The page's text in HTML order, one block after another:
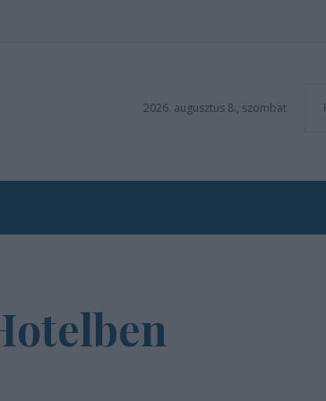
2026. augusztus 8., szombat